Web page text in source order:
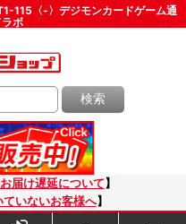
115〈-〉デジモンカードゲーム通
ボ
検索
届け遅延について 】
いないお客様へ】